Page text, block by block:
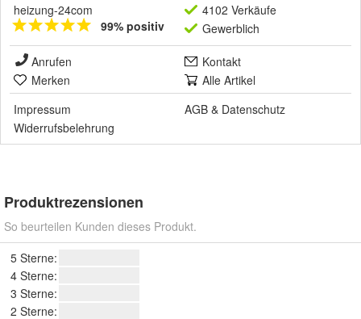
heizung-24com
99% positiv
4102 Verkäufe
Gewerblich
Anrufen
Kontakt
Merken
Alle Artikel
Impressum
AGB & Datenschutz
Widerrufsbelehrung
Produktrezensionen
So beurteilen Kunden dieses Produkt.
5 Sterne:
4 Sterne:
3 Sterne:
2 Sterne: